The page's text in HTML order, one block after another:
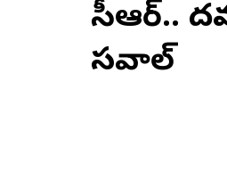
కేసీఆర్..
సవాల్